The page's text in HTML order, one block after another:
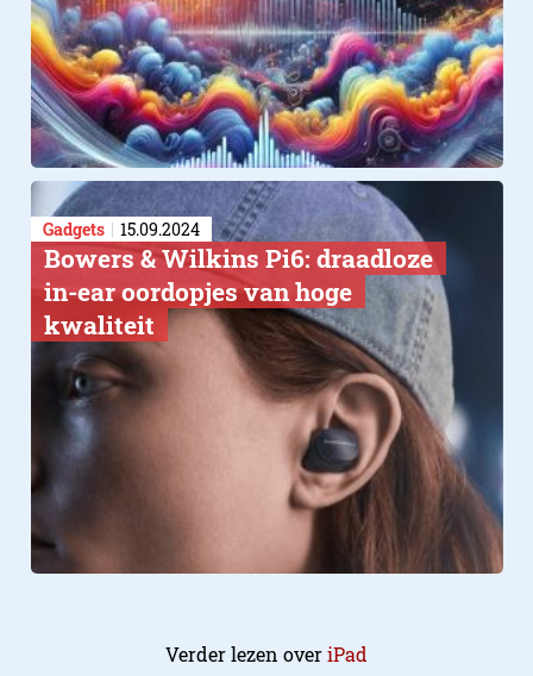
Gadgets 15.09.2024
Bowers & Wilkins Pi6: draadloze
in-ear oordopjes van hoge
kwaliteit
Verder lezen overiPad